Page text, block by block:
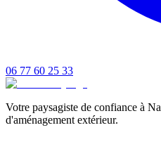
06 77 60 25 33
Votre paysagiste de confiance à
d'aménagement extérieur.